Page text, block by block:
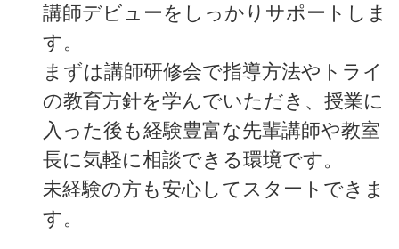
講師デビューをしっかりサポートしま
す。
まずは講師研修会で指導方法やトライ
の教育方針を学んでいただき、授業に
入った後も経験豊富な先輩講師や教室
長に気軽に相談できる環境です。
未経験の方も安心してスタートできま
す。